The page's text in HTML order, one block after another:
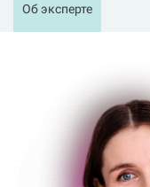
Об эксперте